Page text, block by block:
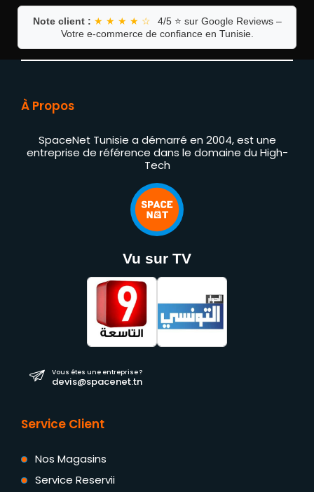
Note client : ★ ★ ★ ★ ☆
4/5 ⭐ sur Google Reviews –
Votre e-commerce de confiance en Tunisie.
À Propos
SpaceNet Tunisie a démarré en 2004, est une
entreprise de référence dans le domaine du High-
Tech
Vu sur TV
Vous êtes une entreprise ?
devis@spacenet.tn
Service Client
Nos Magasins
Service Reservii